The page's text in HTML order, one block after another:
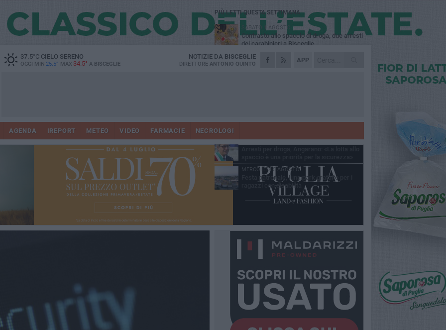
37.5°CCIELO SERENO
OGGI MIN 25.5° MAX 34.5° A BISCEGLIE
APP
NOTIZIE DA BISCEGLIE
DIRETTORE ANTONIO QUINTO
AGENDA IREPORT METEO VIDEO FARMACIE NECROLOGI
PIÙ LETTI QUESTA SETTIMANA
SABATO 1 AGOSTO
Contrasto allo spaccio di droga, due arresti
dei carabinieri a Bisceglie
MARTEDÌ 4 AGOSTO
Emergenza caldo, il Comune di Bisceglie
Due auto incendiate nella notte in via Dieta
SABATO 1 AGOSTO
MERCOLEDÌ 5 AGOSTO
Festa patronale, luna park gratuito per i
ragazzi con disabilità